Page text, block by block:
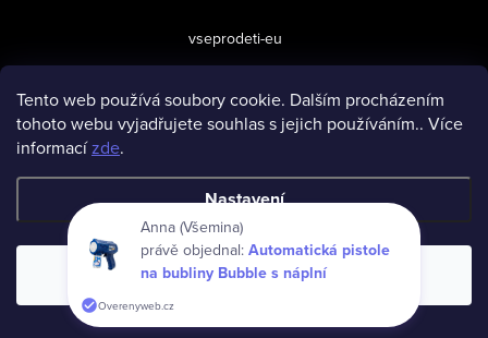
Tento web používá soubory cookie. Dalším procházením
tohoto webu vyjadřujete souhlas s jejich používáním.. Více
informacízde.
Nastavení
Souhlasím
vseprodeti-eu
Copyright 2026www.vseprodeti.eu. Všechna práva vyhrazena.
Anna (Všemina)
právě objednal: Automatická pistole
na bubliny Bubble s náplní
Overenyweb.cz